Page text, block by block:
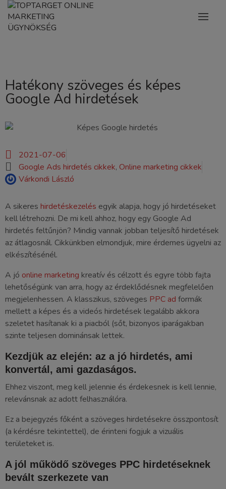
Hatékony szöveges és képes
Google Ad hirdetések
2021-07-06
Google Ads hirdetés cikkek, Online marketing cikkek
Várkondi László
A sikeres hirdetéskezelés egyik alapja, hogy jó hirdetéseket
kell létrehozni. De mi kell ahhoz, hogy egy Google Ad
hirdetés feltűnjön? Mindig vannak jobban teljesítő hirdetések
az átlagosnál. Cikkünkben elmondjuk, mire érdemes ügyelni az
elkészítésénél.
A jó online marketing kreatív és célzott és egyre több fajta
lehetőségünk van arra, hogy az érdeklődésnek megfelelően
megjelenhessen. A klasszikus, szöveges PPC ad formák
mellett a képes és a videós hirdetések legalább akkora
szeletet hasítanak ki a piacból (sőt, bizonyos iparágakban
szinte teljesen dominánsak lettek.
Kezdjük az elején: az a jó hirdetés, ami
konvertál, ami gazdaságos.
Ehhez viszont, meg kell jelennie és érdekesnek is kell lennie,
relevánsnak az adott felhasználóra.
Ez a bejegyzés főként a szöveges hirdetésekre összpontosít
(a kérdésre tekintettel), de érinteni fogjuk a vizuális
területeket is.
A jól működő szöveges PPC hirdetéseknek
bevált szerkezete van